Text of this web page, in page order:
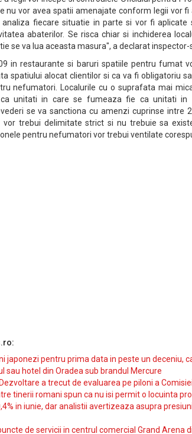
nu vor avea spatii amenajate conform legii vor fi
fiecare situatie in parte si vor fi aplicate
abaterilor. Se risca chiar si inchiderea
se va lua aceasta masura", a declarat inspector-
in restaurante si baruri spatiile pentru fumat
spatiului alocat clientilor si ca va fi obligatoriu
nefumatori. Localurile cu o suprafata mai
unitati in care se fumeaza fie ca unitati in
se va sanctiona cu amenzi cuprinse intre
trebui delimitate strict si nu trebuie sa
pentru nefumatori vor trebui ventilate
japonezi pentru prima data in peste un deceniu,
sau hotel din Oradea sub brandul Mercure
a trecut de evaluarea pe piloni a
tinerii romani spun ca nu isi permit o locuinta
in iunie, dar analistii avertizeaza asupra
de servicii in centrul comercial Grand Arena